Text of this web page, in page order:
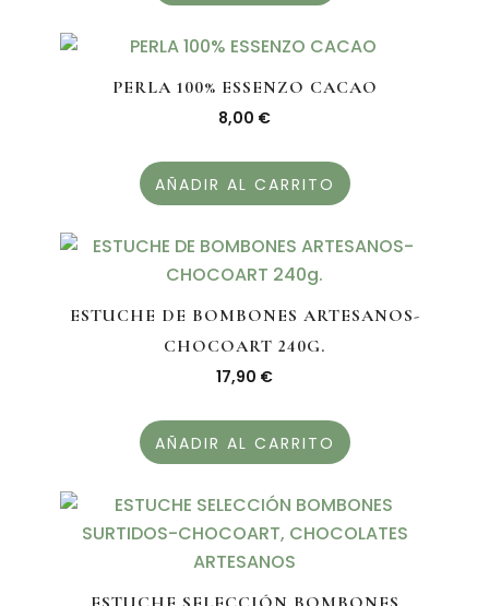
PERLA 100% ESSENZO CACAO
8,00 €
AÑADIR AL CARRITO
ESTUCHE DE BOMBONES ARTESANOS-
CHOCOART 240G.
17,90 €
AÑADIR AL CARRITO